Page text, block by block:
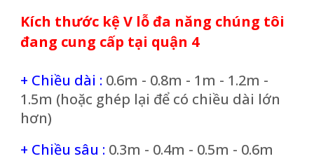
Kích thước kệ V lỗ đa năng chúng tôi
đang cung cấp tại quận 4
+ Chiều dài : 0.6m - 0.8m - 1m - 1.2m -
1.5m (hoặc ghép lại để có chiều dài lớn
hơn)
+ Chiều sâu : 0.3m - 0.4m - 0.5m - 0.6m